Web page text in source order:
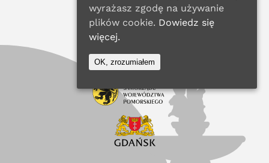
wyrażasz zgodę na używanie
plików cookie. Dowiedz się
więcej.
OK, zrozumiałem